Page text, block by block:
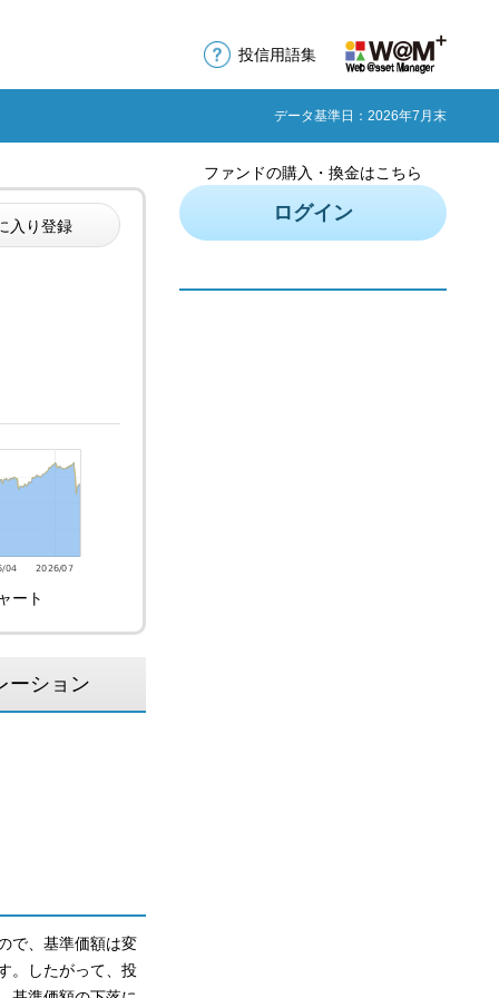
投信用語集
データ基準日：2026年7月末
入り登録
ート
ーション
で、基準価額は変
。したがって、投
ファンドの購入・換金はこちら
ログイン